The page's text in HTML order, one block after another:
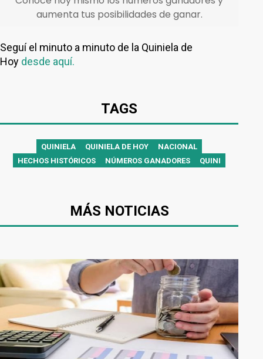
Seguí el minuto a minuto de la Quiniela de
Hoy desde aquí.
TAGS
QUINIELA QUINIELA DE HOY
NACIONAL
HECHOS HISTÓRICOS
NÚMEROS GANADORES QUINI
MÁS NOTICIAS